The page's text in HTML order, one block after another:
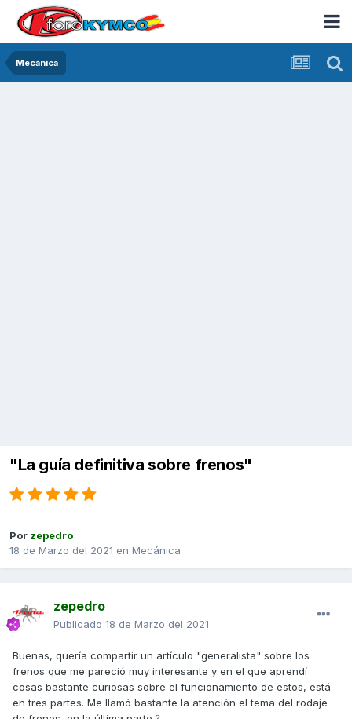
Mecánica
"La guía definitiva sobre frenos"
Por zepedro
18 de Marzo del 2021 en Mecánica
zepedro
Publicado 18 de Marzo del 2021
Buenas, quería compartir un artículo "generalista" sobre los
frenos que me pareció muy interesante y en el que aprendí
cosas bastante curiosas sobre el funcionamiento de estos, está
en tres partes. Me llamó bastante la atención el tema del rodaje